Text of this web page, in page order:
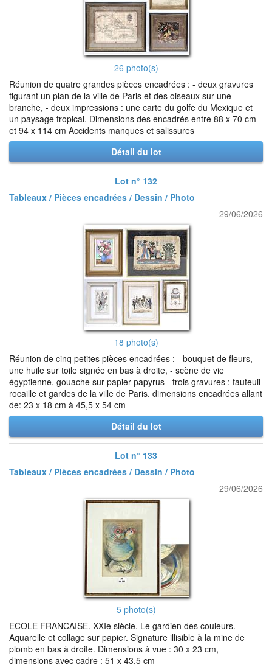
26 photo(s)
Réunion de quatre grandes pièces encadrées : - deux gravures
figurant un plan de la ville de Paris et des oiseaux sur une
branche, - deux impressions : une carte du golfe du Mexique et
un paysage tropical. Dimensions des encadrés entre 88 x 70 cm
et 94 x 114 cm Accidents manques et salissures
Détail du lot
Lot n° 132
Tableaux / Pièces encadrées / Dessin / Photo
29/06/2026
18 photo(s)
Réunion de cinq petites pièces encadrées : - bouquet de fleurs,
une huile sur toile signée en bas à droite, - scène de vie
égyptienne, gouache sur papier papyrus - trois gravures : fauteuil
rocaille et gardes de la ville de Paris. dimensions encadrées allant
de: 23 x 18 cm à 45,5 x 54 cm
Détail du lot
Lot n° 133
Tableaux / Pièces encadrées / Dessin / Photo
29/06/2026
5 photo(s)
ECOLE FRANCAISE. XXIe siècle. Le gardien des couleurs.
Aquarelle et collage sur papier. Signature illisible à la mine de
plomb en bas à droite. Dimensions à vue : 30 x 23 cm,
dimensions avec cadre : 51 x 43,5 cm